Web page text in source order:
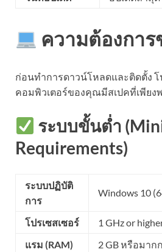
ความต้องการ
ก่อนทำการดาวน์โหลดและติดตั้ง โ
คอมพิวเตอร์ของคุณมีสเปคที่เพียง
ระบบขั้นต่ำ
Requirements)
ระบบปฏิบัติ
การ
Windows 10
โปรเซสเซอร์
1 GHz or
แรม (RAM)
2 GB หรือมาก